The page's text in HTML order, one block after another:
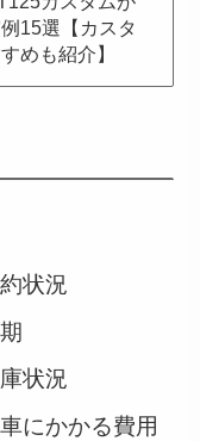
15選【カスタ
めも紹介】
状況
状況
にかかる費用